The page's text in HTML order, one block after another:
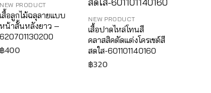
NEW PRODUCT
เสื้อลูกไม้ฉลุลายแบบ
หน้าสั้นหลังยาว –
620701130200
฿400
NEW PRODUCT
เสื้อปาดไหล่โทนสี
คลาสสิคตัดแต่งโครเชต์สี
สดใส-601101140160
฿320